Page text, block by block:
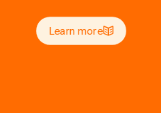
Learn more